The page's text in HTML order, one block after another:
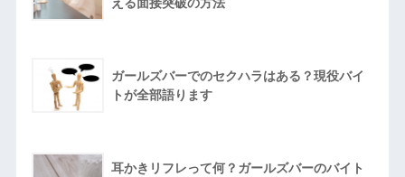
ガールズバーでのセクハラはある？現役バイ
トが全部語ります
耳かきリフレって何？ガールズバーのバイト